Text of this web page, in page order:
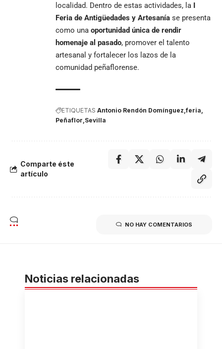
localidad. Dentro de estas actividades, la I
Feria de Antigüedades y Artesanía se presenta
como una oportunidad única de rendir
homenaje al pasado, promover el talento
artesanal y fortalecer los lazos de la
comunidad peñaflorense.
ETIQUETAS Antonio Rendón Domínguez feria
Peñaflor Sevilla
Comparte éste
artículo
NO HAY COMENTARIOS
Noticias relacionadas